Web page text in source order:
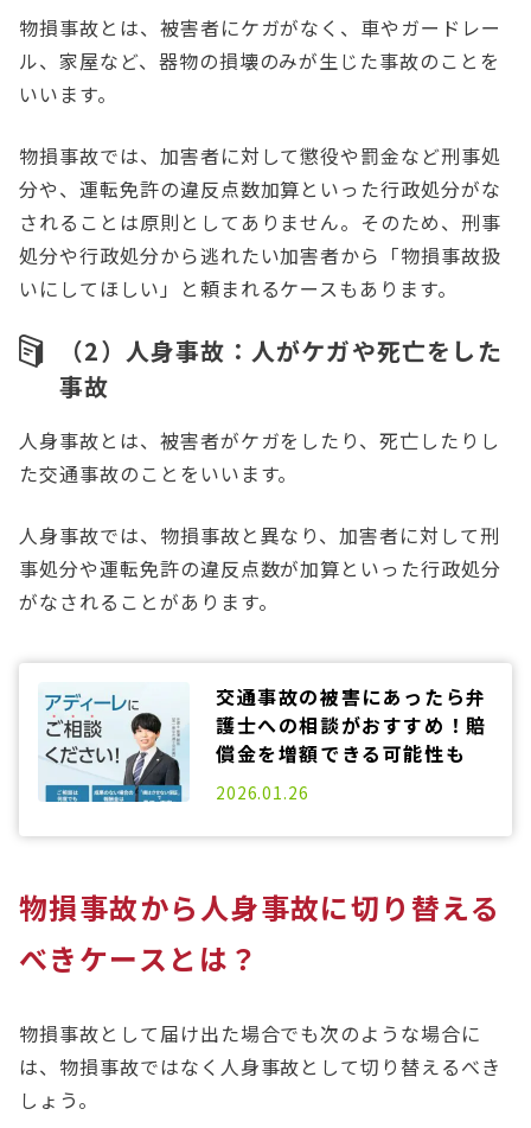
物損事故とは、被害者にケガがなく、車やガードレー
ル、家屋など、器物の損壊のみが生じた事故のことを
いいます。
物損事故では、加害者に対して懲役や罰金など刑事処
分や、運転免許の違反点数加算といった行政処分がな
されることは原則としてありません。そのため、刑事
処分や行政処分から逃れたい加害者から「物損事故扱
いにしてほしい」と頼まれるケースもあります。
（2）人身事故：人がケガや死亡をした
事故
人身事故とは、被害者がケガをしたり、死亡したりし
た交通事故のことをいいます。
人身事故では、物損事故と異なり、加害者に対して刑
事処分や運転免許の違反点数が加算といった行政処分
がなされることがあります。
交通事故の被害にあったら弁
護士への相談がおすすめ！賠
償金を増額できる可能性も
2025.06.20
2026.01.26
物損事故から人身事故に切り替える
べきケースとは？
物損事故として届け出た場合でも次のような場合に
は、物損事故ではなく人身事故として切り替えるべき
しょう。